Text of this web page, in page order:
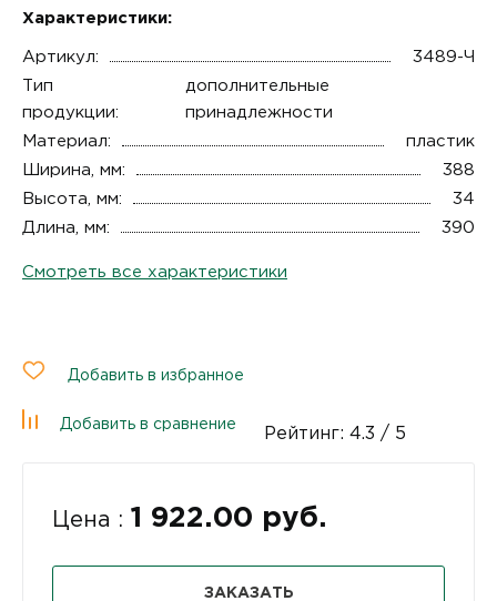
Характеристики:
Артикул:
3489-Ч
Тип
продукции:
дополнительные
принадлежности
Материал:
пластик
Ширина, мм:
388
Высота, мм:
34
Длина, мм:
390
Смотреть все характеристики
Добавить в избранное
Добавить в сравнение
Рейтинг: 4.3 / 5
Цена : 1 922.00 руб.
ЗАКАЗАТЬ